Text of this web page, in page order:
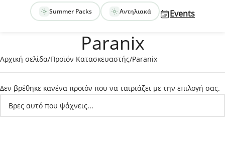
Summer Packs Αντηλιακά Events
Paranix
Αρχική σελίδα Προϊόν Κατασκευαστής Paranix
Δεν βρέθηκε κανένα προϊόν που να ταιριάζει με την επιλογή σας.